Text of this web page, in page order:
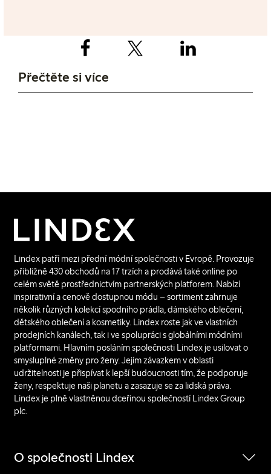
Přečtěte si více
Pracovní podmínky
Lindex patří mezi přední módní společnosti v Evropě. Provozuje
přibližně 430 obchodů na 17 trzích a prodává také online po
celém světě prostřednictvím partnerských platforem. Nabízí
inspirativní a cenově dostupnou módu – sortiment zahrnuje
několik různých kolekcí spodního prádla, dámského oblečení,
dětského oblečení a kosmetiky. Lindex roste jak ve vlastních
prodejních kanálech, tak i ve spolupráci s globálními módními
platformami. Hlavním posláním společnosti Lindex je usilovat o
smysluplné změny pro ženy. Jejím závazkem v oblasti
udržitelnosti je přispívat k lepší budoucnosti tím, že podporuje
ženy, respektuje naši planetu a zasazuje se za lidská práva.
Lindex je plně vlastněnou dceřinou společností Lindex Group
plc.
O společnosti Lindex